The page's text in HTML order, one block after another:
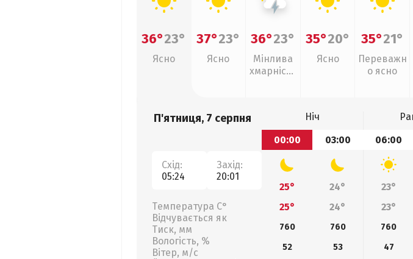
36°23°
Ясно
37°23°
Ясно
36°23°
Мінлива
хмарність
35°20°
Ясно
35°21°
Переважн
о ясно
П'ятниця, 7 серпня
Схід:
05:24
Захід:
20:01
Температура С°
Відчувається як
Тиск, мм
Вологість, %
Вітер, м/с
Ніч
00:00
03:00 06:00
25° 24° 23°
25°
24° 23°
760 760 760
52
53 47